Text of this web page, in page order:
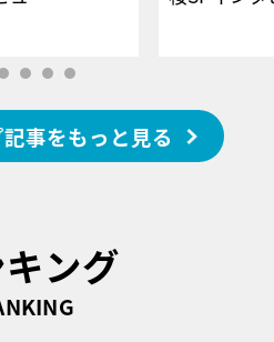
事をもっと見る
ング